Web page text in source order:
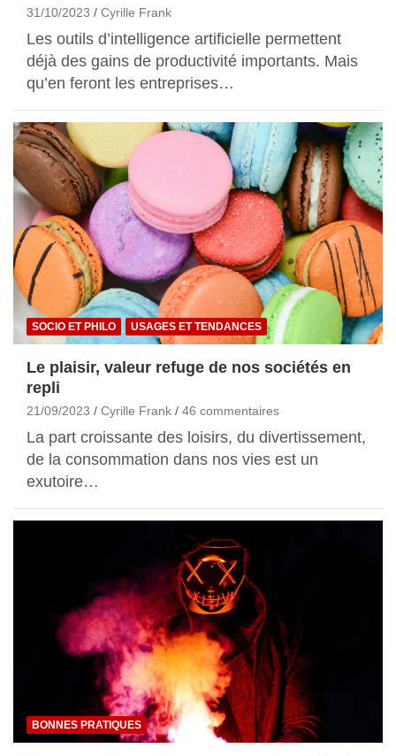
31/10/2023 Cyrille Frank
Les outils d’intelligence artificielle permettent
déjà des gains de productivité importants. Mais
qu’en feront les entreprises…
SOCIO ET PHILO USAGES ET TENDANCES
Le plaisir, valeur refuge de nos sociétés en
repli
21/09/2023 Cyrille Frank 46 commentaires
La part croissante des loisirs, du divertissement,
de la consommation dans nos vies est un
exutoire…
BONNES PRATIQUES